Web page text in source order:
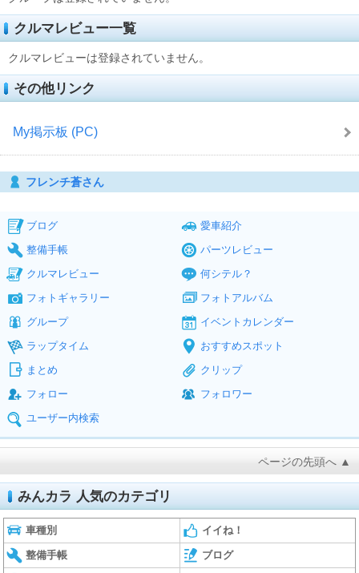
クルマレビュー一覧
クルマレビューは登録されていません。
その他リンク
My掲示板 (PC)
フレンチ蒼さん
ブログ
愛車紹介
整備手帳
パーツレビュー
クルマレビュー
何シテル？
フォトギャラリー
フォトアルバム
グループ
イベントカレンダー
ラップタイム
おすすめスポット
まとめ
クリップ
フォロー
フォロワー
ユーザー内検索
ページの先頭へ ▲
みんカラ 人気のカテゴリ
車種別 イイね！
整備手帳 ブログ